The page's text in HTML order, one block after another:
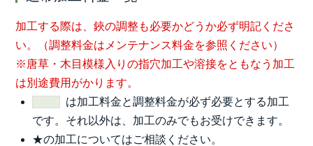
加工する際は、鋏の調整も必要かどうか必ず明記くださ
い。（調整料金はメンテナンス料金を参照ください）
※唐草・木目模様入りの指穴加工や溶接をともなう加工
は別途費用がかります。
は加工料金と調整料金が必ず必要とする加工
です。それ以外は、加工のみでもお受けできます。
★の加工についてはご相談ください。